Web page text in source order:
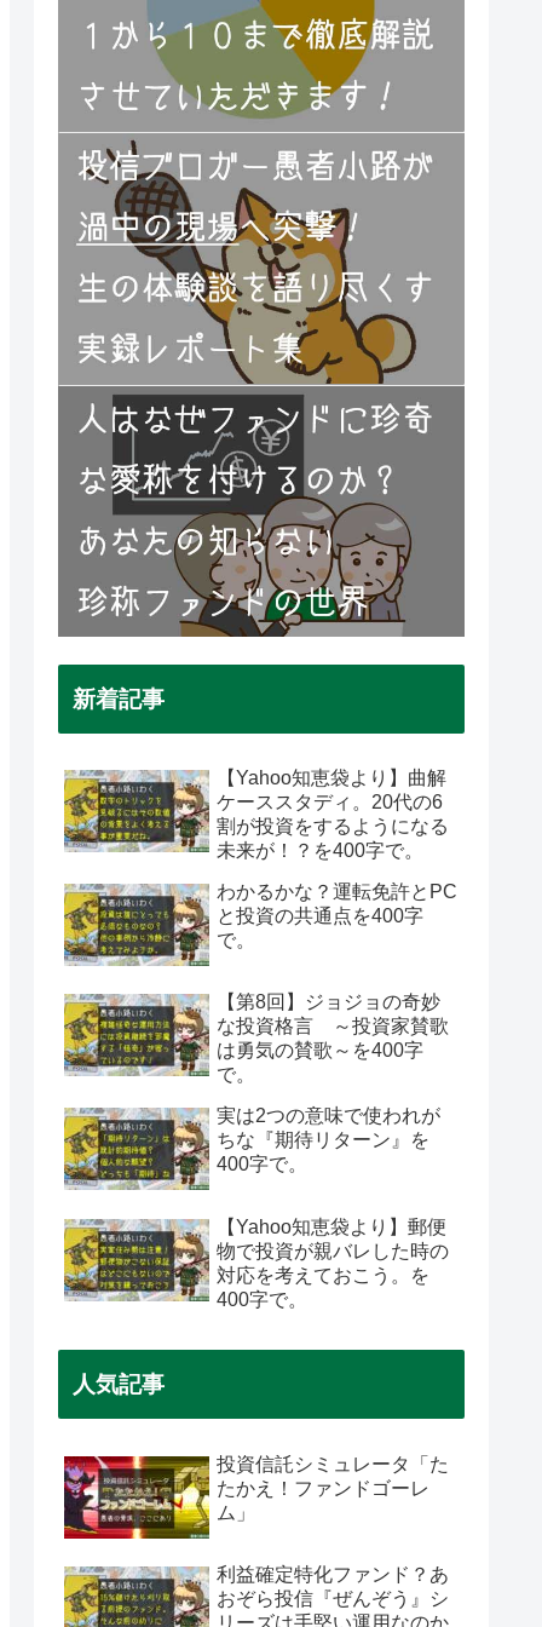
新着記事
【Yahoo知恵袋より】曲解
ケーススタディ。20代の6
割が投資をするようになる
未来が！？を400字で。
わかるかな？運転免許とPC
と投資の共通点を400字
で。
【第8回】ジョジョの奇妙
な投資格言 ～投資家賛歌
は勇気の賛歌～を400字
で。
実は2つの意味で使われが
ちな『期待リターン』を
400字で。
【Yahoo知恵袋より】郵便
物で投資が親バレした時の
対応を考えておこう。を
400字で。
人気記事
投資信託シミュレータ「た
たかえ！ファンドゴーレ
ム」
利益確定特化ファンド？あ
おぞら投信『ぜんぞう』シ
リーズは手堅い運用なのか